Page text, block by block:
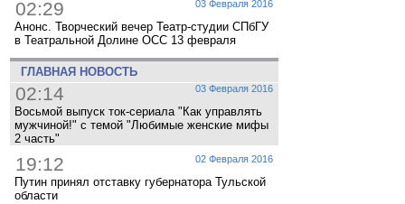
03 Февраля 2016
02:29
Анонс. Творческий вечер Театр-студии СПбГУ
в Театральной Долине ОСС 13 февраля
ГЛАВНАЯ НОВОСТЬ
03 Февраля 2016
02:14
Восьмой выпуск ток-сериала "Как управлять
мужчиной!" с темой "Любимые женские мифы
2 часть"
02 Февраля 2016
19:12
Путин принял отставку губернатора Тульской
области